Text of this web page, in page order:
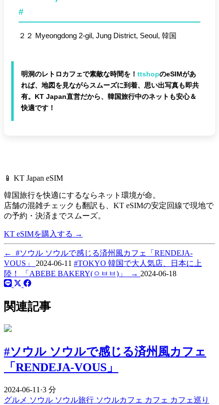
#
２２ Myeongdong 2-gil, Jung District, Seoul, 韓国
明洞のレトロカフェで素敵な時間を！ ttshopのeSIMがあ
れば、地図を見ながらスムーズに到着、思い出写真も即共
有。KT Japan直営だから、韓国旅行中のネットも安心＆
快適です！
📱 KT Japan eSIM
韓国旅行を快適にするならネット環境が命。
店舗の混雑チェックも翻訳も、 KT eSIMの安定回線で現地で
の予約・決済までスムーズ。
KT eSIMを購入する →
←
#ソウル ソウルで感じる済州風カフェ「RENDEJA-
VOUS」 2024-06-11 #TOKYO 韓国で大人気店、日本に上
陸！ 「ABEBE BAKERY(ㅇㅂㅂ)」
→ 2024-06-18
関連記事
#ソウル ソウルで感じる済州風カフェ
「RENDEJA-VOUS」
2024-06-11 ·3 分
グルメ ソウル ソウル旅行 ソウルカフェ カフェ カフェ巡り